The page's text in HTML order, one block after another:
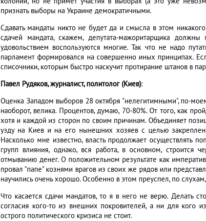
признать выборы на Украине демократичными.
Сдавать мандаты никто не будет да и смысла в этом
сдачей мандата, скажем, депутата-мажоритарщика
удовольствием воспользуются многие. Так что не надо
парламент формировался на совершенно иных принципах.
списочники, которым быстро наскучит протирание штанов в
Павел Рудяков, журналист, политолог (Киев):
Оценка Западом выборов 28 октября "нелегитимными", по-
наоборот, велика. Процентов, думаю, 70-80%. От того, как
хотя и каждой из сторон по своим причинам. Объединяет
узду на Киев и на его нынешних хозяев с целью
Насколько мне известно, власть продолжает осуществлять
групп влияния, однако, вся работа, в основном, строится
отмыванию денег. О положительном результате как
провал "папе" кознями врагов из своих же рядов или
научились очень хорошо. Особенно в этом преуспел, по
Что касается сдачи мандатов, то я в него не верю. Делать
согласия кого-то из внешних покровителей, а ни для кого
острого политического кризиса не стоит.